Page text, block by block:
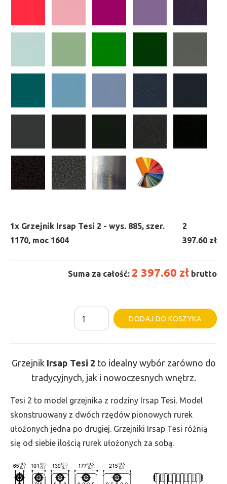
1x Grzejnik Irsap Tesi 2 - wys. 885, szer.
1170, moc 1604
2
397.60 zł
Suma za całość: 2 397.60 zł brutto
ilość
Grzejnik
-
wys.
885,
szer.
1170,
1604
DODAJ DO KOSZYKA
Grzejnik Irsap Tesi 2 to idealny wybór zarówno do
tradycyjnych, jak i nowoczesnych wnętrz.
Tesi 2 to model grzejnika z rodziny Irsap Tesi. Model
skonstruowany z dwóch rzędów pionowych rurek
ułożonych jedna po drugiej. Grzejniki Irsap Tesi różnią
się od siebie ilością rurek ułożonych za sobą.